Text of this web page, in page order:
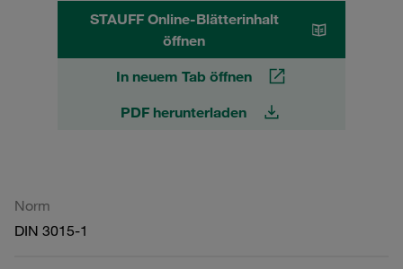
STAUFF Online-Blätterinhalt
öffnen
In neuem Tab öffnen
PDF herunterladen
Norm
DIN 3015-1